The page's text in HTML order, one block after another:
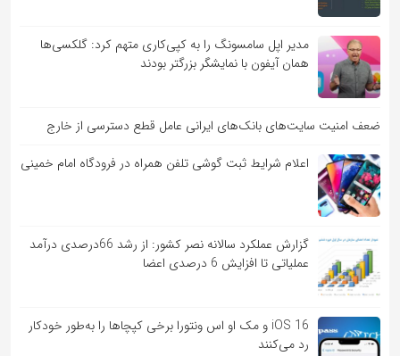
مدیر اپل سامسونگ را به کپی‌کاری متهم کرد: گلکسی‌ها
همان آیفون با نمایشگر بزرگتر بودند
ضعف امنیت سایت‌های بانک‌های ایرانی عامل قطع دسترسی از خارج
اعلام شرایط ثبت گوشی تلفن همراه در فرودگاه امام خمینی
گزارش عملکرد سالانه نصر کشور: از رشد 66درصدی درآمد
عملیاتی تا افزایش 6 درصدی اعضا
iOS 16 و مک او اس ونتورا برخی کپچاها را به‌طور خودکار
رد می‌کنند